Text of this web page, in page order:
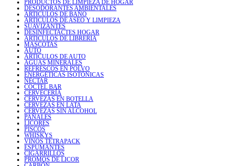
PRODUCTOS DE LIMPIEZA DE HOGAR
DESODORANTES AMBIENTALES
ARTICULOS DE BAÑO
ARTICULOS DE ASEO Y LIMPIEZA
SUAVIZANTES
DESINFECTACTES HOGAR
ARTICULOS DE LIBRERIA
MASCOTAS
AUTO
ARTICULOS DE AUTO
AGUAS MINERALES
REFRESCOS EN POLVO
ENERGÉTICAS ISOTÓNICAS
NÉCTAR
COCTEL BAR
CERVECERÍA
CERVEZAS EN BOTELLA
CERVEZAS EN LATA
CERVEZAS SIN ALCOHOL
PAÑALES
LICORES
PISCOS
WHISKYS
VINOS TETRAPACK
ESPUMANTES
CIGARRILLOS
PROMOS DE LICOR